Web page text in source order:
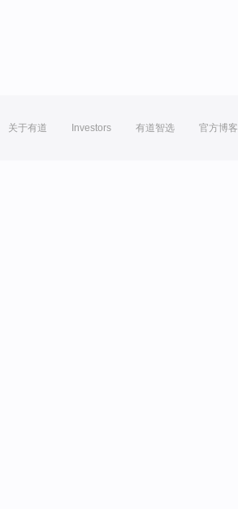
关于有道 Investors 有道智选 官方博客